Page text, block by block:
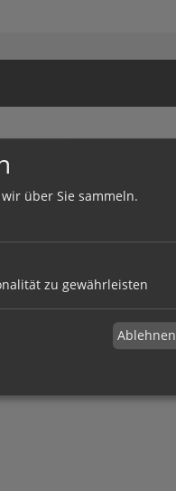
über Sie sammeln.
zu gewährleisten
Ablehnen